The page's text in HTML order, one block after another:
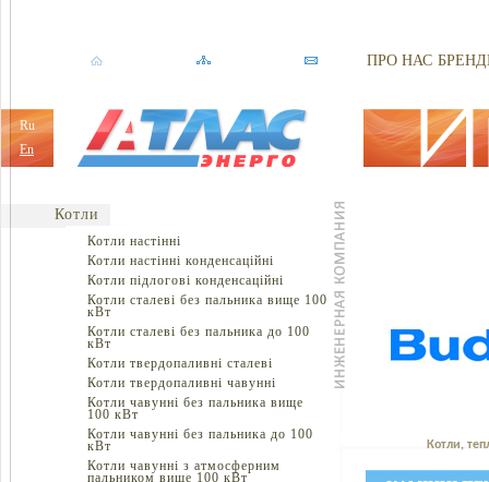
Ru
En
ПРО НАС
Котли
Котли настінні
Котли настінні конденсаційні
Котли підлогові конденсаційні
Котли сталеві без пальника вище 100
кВт
Котли сталеві без пальника до 100
кВт
Котли твердопаливні сталеві
Котли твердопаливні чавунні
Котли чавунні без пальника вище
100 кВт
Котли чавунні без пальника до 100
кВт
Котли чавунні з атмосферним
пальником вище 100 кВт
Котли,